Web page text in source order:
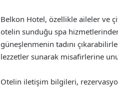
Belkon Hotel, özellikle aileler ve
otelin sunduğu spa
güneşlenmenin tadını
lezzetler sunarak misafirlerine
Otelin iletişim bilgileri,